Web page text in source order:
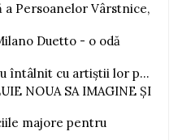
Persoanelor Vârstnice,
Duetto - o odă
întâlnit cu artiștii lor p...
NOUA SA IMAGINE ȘI
majore pentru